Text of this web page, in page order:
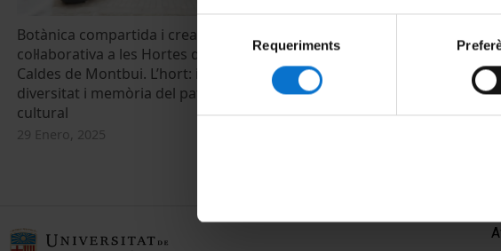
consentiment
Requeriments
Botànica compartida i creació
col·laborativa a les Hortes de Baix de
Caldes de Montbui. L’hort: identitat,
diversitat i memòria del patrimoni
cultural
29 Enero, 2025